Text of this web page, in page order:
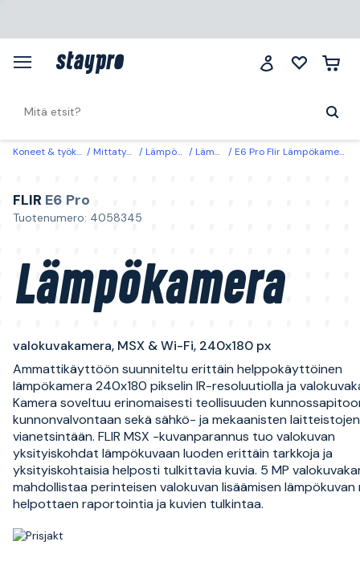
Koneet & työkalut Mittatyökalut Lämpökamerat Lämpökamerat E6 Pro Flir Lämpökamera valokuvakamera, MSX & Wi-Fi, 240x180 px
FLIR E6 Pro
Tuotenumero: 4058345
Lämpökamera
valokuvakamera, MSX & Wi-Fi, 240x180 px
Ammattikäyttöön suunniteltu erittäin helppokäyttöinen
lämpökamera 240x180 pikselin IR-resoluutiolla ja
Kamera soveltuu erinomaisesti teollisuuden
kunnonvalvontaan sekä sähkö- ja mekaanisten laitteistojen
vianetsintään. FLIR MSX -kuvanparannus tuo valokuvan
yksityiskohdat lämpökuvaan luoden erittäin tarkkoja ja
yksityiskohtaisia helposti tulkittavia kuvia. 5 MP
mahdollistaa perinteisen valokuvan lisäämisen lämpökuvan
helpottaen raportointia ja kuvien tulkintaa.